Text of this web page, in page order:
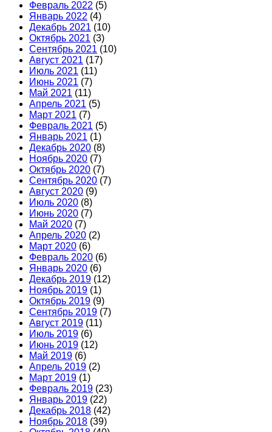
Февраль 2022 (5)
Январь 2022 (4)
Декабрь 2021 (10)
Октябрь 2021 (3)
Сентябрь 2021 (10)
Август 2021 (17)
Июль 2021 (11)
Июнь 2021 (7)
Май 2021 (11)
Апрель 2021 (5)
Март 2021 (7)
Февраль 2021 (5)
Январь 2021 (1)
Декабрь 2020 (8)
Ноябрь 2020 (7)
Октябрь 2020 (7)
Сентябрь 2020 (7)
Август 2020 (9)
Июль 2020 (8)
Июнь 2020 (7)
Май 2020 (7)
Апрель 2020 (2)
Март 2020 (6)
Февраль 2020 (6)
Январь 2020 (6)
Декабрь 2019 (12)
Ноябрь 2019 (1)
Октябрь 2019 (9)
Сентябрь 2019 (7)
Август 2019 (11)
Июль 2019 (6)
Июнь 2019 (12)
Май 2019 (6)
Апрель 2019 (2)
Март 2019 (1)
Февраль 2019 (23)
Январь 2019 (22)
Декабрь 2018 (42)
Ноябрь 2018 (39)